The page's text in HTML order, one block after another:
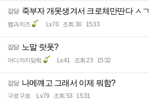
잡담 죽부자 개못생겨서 크로체만딴다 ㅅㄱ
햄과치즈 Lv.70 조회 30 15:33
잡담 노말 랏폿?
어디까지맞춰 Lv.41 조회 23 15:32
잡담 나메꺠고 그래서 이제 뭐함?
구로구로 Lv.79 조회 53 15:31